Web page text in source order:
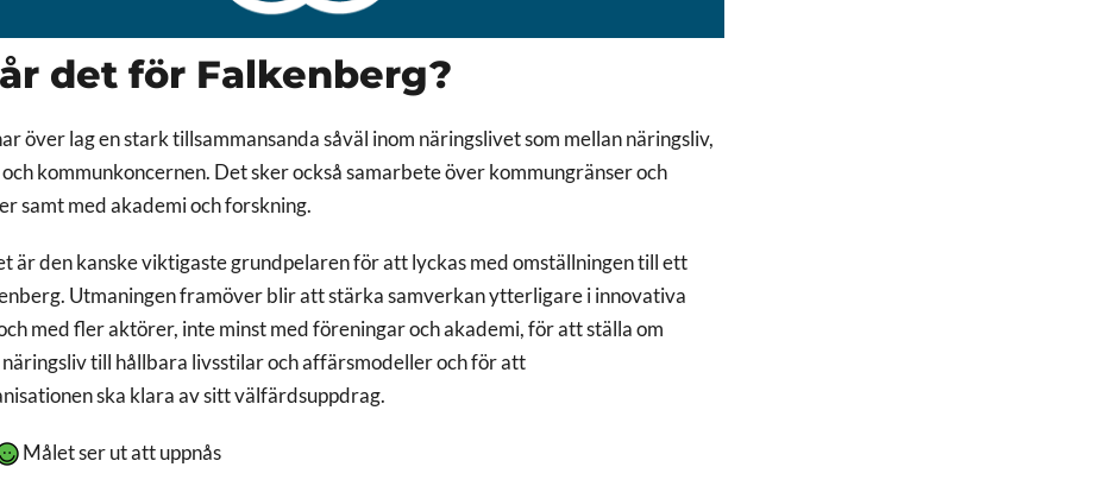
det för Falkenberg?
över lag en stark tillsammansanda såväl inom näringslivet som mellan näringsliv,
kommunkoncernen. Det sker också samarbete över kommungränser och
samt med akademi och forskning.
är den kanske viktigaste grundpelaren för att lyckas med omställningen till ett
Utmaningen framöver blir att stärka samverkan ytterligare i innovativa
med fler aktörer, inte minst med föreningar och akademi, för att ställa om
näringsliv till hållbara livsstilar och affärsmodeller och för att
ska klara av sitt välfärdsuppdrag.
Målet ser ut att uppnås